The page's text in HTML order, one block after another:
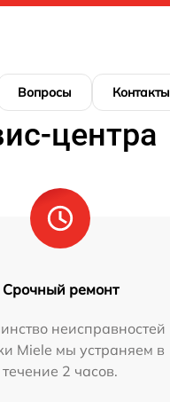
Вопросы Контакты
центра
Срочный ремонт
неисправностей
Miele мы устраняем в
течение 2 часов.